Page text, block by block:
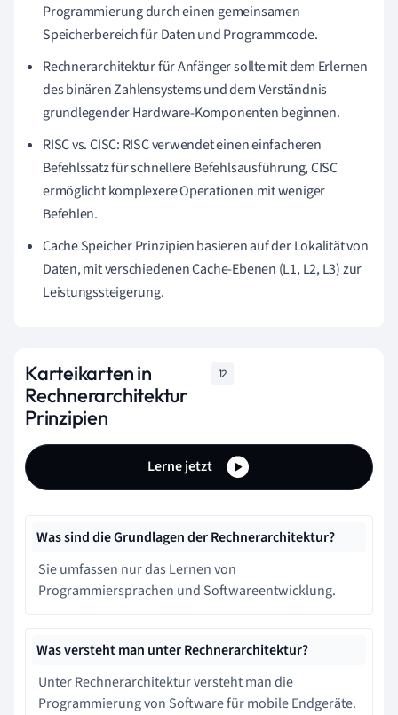
Programmierung durch einen gemeinsamen
Speicherbereich für Daten und Programmcode.
Rechnerarchitektur für Anfänger sollte mit dem Erlernen
des binären Zahlensystems und dem Verständnis
grundlegender Hardware-Komponenten beginnen.
RISC vs. CISC: RISC verwendet einen einfacheren
Befehlssatz für schnellere Befehlsausführung, CISC
ermöglicht komplexere Operationen mit weniger
Befehlen.
Cache Speicher Prinzipien basieren auf der Lokalität von
Daten, mit verschiedenen Cache-Ebenen (L1, L2, L3) zur
Leistungssteigerung.
Karteikarten in
Rechnerarchitektur
Prinzipien
12
Lerne jetzt
Was sind die Grundlagen der Rechnerarchitektur?
Sie umfassen nur das Lernen von
Programmiersprachen und Softwareentwicklung.
Was versteht man unter Rechnerarchitektur?
Unter Rechnerarchitektur versteht man die
Programmierung von Software für mobile Endgeräte.